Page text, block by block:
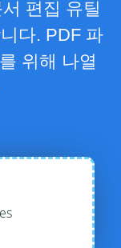
편집 유틸
다. PDF 파
위해 나열